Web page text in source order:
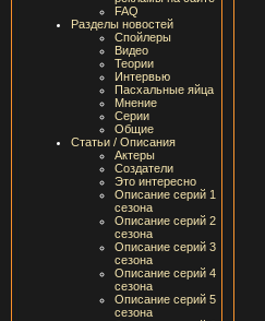
FAQ
Разделы новостей
Спойлеры
Видео
Теории
Интервью
Пасхальные яйца
Мнение
Серии
Общие
Статьи / Описания
Актеры
Создатели
Это интересно
Описание серий 1
сезона
Описание серий 2
сезона
Описание серий 3
сезона
Описание серий 4
сезона
Описание серий 5
сезона